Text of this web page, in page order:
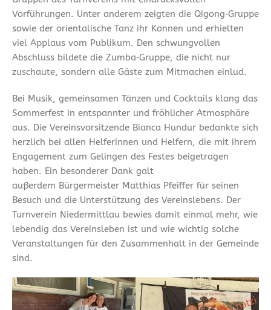
Vorführungen. Unter anderem zeigten die Qigong‑Gruppe
sowie der orientalische Tanz ihr Können und erhielten
viel Applaus vom Publikum. Den schwungvollen
Abschluss bildete die Zumba‑Gruppe, die nicht nur
zuschaute, sondern alle Gäste zum Mitmachen einlud.
Bei Musik, gemeinsamen Tänzen und Cocktails klang das
Sommerfest in entspannter und fröhlicher Atmosphäre
aus. Die Vereinsvorsitzende Bianca Hundur bedankte sich
herzlich bei allen Helferinnen und Helfern, die mit ihrem
Engagement zum Gelingen des Festes beigetragen
haben. Ein besonderer Dank galt
außerdem Bürgermeister Matthias Pfeiffer für seinen
Besuch und die Unterstützung des Vereinslebens. Der
Turnverein Niedermittlau bewies damit einmal mehr, wie
lebendig das Vereinsleben ist und wie wichtig solche
Veranstaltungen für den Zusammenhalt in der Gemeinde
sind.